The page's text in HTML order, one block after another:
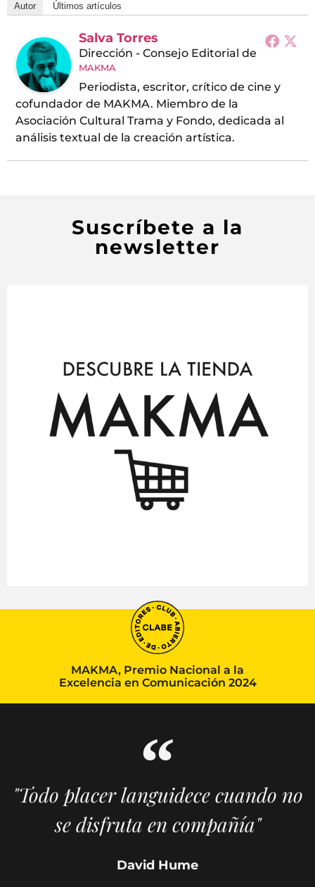
Autor Últimos artículos
Salva Torres
Dirección - Consejo Editorial de
MAKMA
Periodista, escritor, crítico de cine y
cofundador de MAKMA. Miembro de la
Asociación Cultural Trama y Fondo, dedicada al
análisis textual de la creación artística.
Suscríbete a la
newsletter
MAKMA, Premio Nacional a la
Excelencia en Comunicación 2024
"Todo placer languidece cuando no
se disfruta en compañía"
David Hume